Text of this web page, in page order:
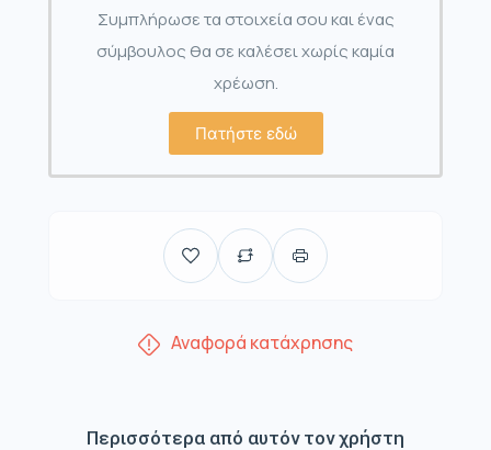
Συμπλήρωσε τα στοιχεία σου και ένας
σύμβουλος θα σε καλέσει χωρίς καμία
χρέωση.
Πατήστε εδώ
Αναφορά κατάχρησης
Περισσότερα από αυτόν τον χρήστη